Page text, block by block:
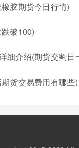
胶期货今日行情)
破100)
细介绍(期货交割日
货交易费用有哪些)